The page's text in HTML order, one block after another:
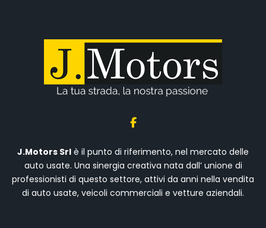
J.Motors Srl è il punto di riferimento, nel mercato delle
auto usate. Una sinergia creativa nata dall’ unione di
professionisti di questo settore, attivi da anni nella vendita
di auto usate, veicoli commerciali e vetture aziendali.